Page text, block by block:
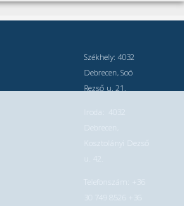
Székhely: 4032
Debrecen, Soó
Rezső u. 21.
Iroda: 4032
Kosztolányi Dezső
u. 42.
Telefonszám: +36
30 749 8526 +36